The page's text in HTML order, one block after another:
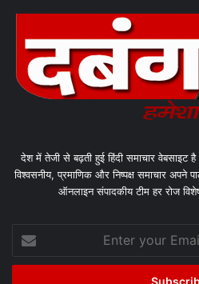
देश में तेजी से बढ़ती हुई हिंदी समाचार वेबसाइट
विश्वसनीय, प्रमाणिक और निष्पक्ष समाचार अपने
ऑनलाइन संपादकीय टीम हर रोज
your
Email